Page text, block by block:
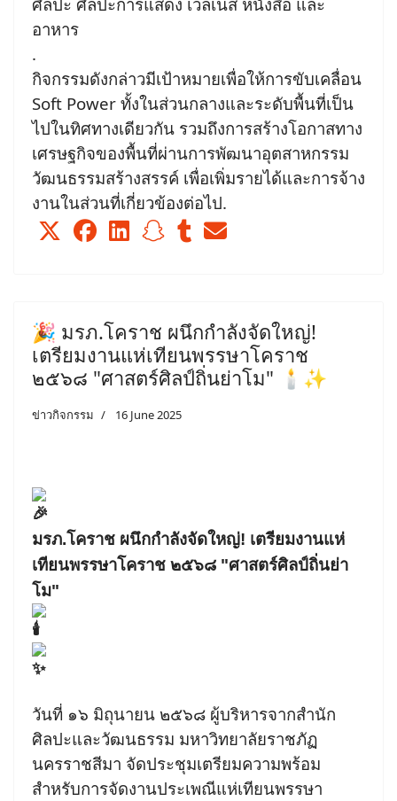
อาหาร
.
กิจกรรมดังกล่าวมีเป้าหมายเพื่อให้การขับเคลื่อน
Soft Power ทั้งในส่วนกลางและระดับพื้นที่เป็น
ไปในทิศทางเดียวกัน รวมถึงการสร้างโอกาสทาง
เศรษฐกิจของพื้นที่ผ่านการพัฒนาอุตสาหกรรม
วัฒนธรรมสร้างสรรค์ เพื่อเพิ่มรายได้และการจ้าง
งานในส่วนที่เกี่ยวข้องต่อไป.
🎉 มรภ.โคราช ผนึกกำลังจัดใหญ่!
เตรียมงานแห่เทียนพรรษาโคราช
๒๕๖๘ "ศาสตร์ศิลป์ถิ่นย่าโม" 🕯️✨
ข่าวกิจกรรม 16 June 2025
มรภ.โคราช ผนึกกำลังจัดใหญ่! เตรียมงานแห่
เทียนพรรษาโคราช ๒๕๖๘ "ศาสตร์ศิลป์ถิ่นย่า
โม"
วันที่ ๑๖ มิถุนายน ๒๕๖๘ ผู้บริหารจากสำนัก
ศิลปะและวัฒนธรรม มหาวิทยาลัยราชภัฏ
นครราชสีมา จัดประชุมเตรียมความพร้อม
สำหรับการจัดงานประเพณีแห่เทียนพรรษา